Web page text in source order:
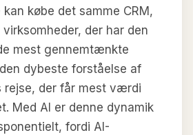
købe det samme CRM,
der har den
mest gennemtænkte
dybeste forståelse af
rejse, der får mest værdi
Med AI er denne dynamik
fordi AI-